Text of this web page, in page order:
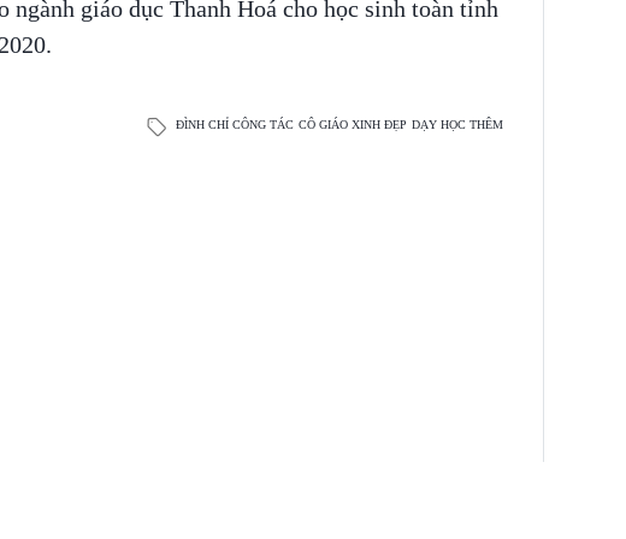
ngành giáo dục Thanh Hoá cho học sinh toàn tỉnh
ĐÌNH CHỈ CÔNG TÁC CÔ GIÁO XINH ĐẸP DẠY HỌC THÊM